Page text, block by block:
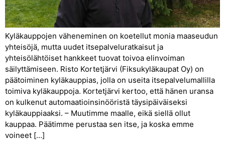
Kyläkauppojen väheneminen on koetellut monia maaseudun
yhteisöjä, mutta uudet itsepalveluratkaisut ja
yhteisölähtöiset hankkeet tuovat toivoa elinvoiman
säilyttämiseen. Risto Kortetjärvi (Fiksukyläkaupat Oy) on
päätoiminen kyläkauppias, jolla on useita itsepalvelumallilla
toimiva kyläkauppoja. Kortetjärvi kertoo, että hänen uransa
on kulkenut automaatioinsinööristä täysipäiväiseksi
kyläkauppiaaksi. – Muutimme maalle, eikä siellä ollut
kauppaa. Päätimme perustaa sen itse, ja koska emme
voineet […]